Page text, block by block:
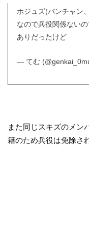
ホジュズ(バンチャン
なので兵役関係ない
ありだったけど
— てむ
また同じスキズのメン
籍のため兵役は免除さ